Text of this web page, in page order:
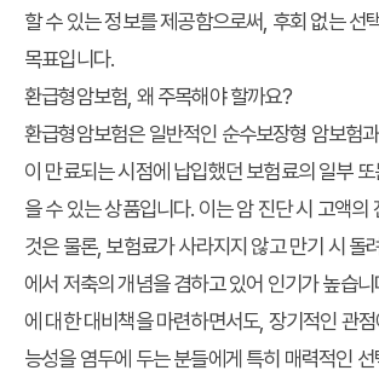
할 수 있는 정보를 제공함으로써, 후회 없는 선
목표입니다.
환급형암보험, 왜 주목해야 할까요?
환급형암보험은 일반적인 순수보장형 암보험
이 만료되는 시점에 납입했던 보험료의 일부
을 수 있는 상품입니다. 이는 암 진단 시 고액의
것은 물론, 보험료가 사라지지 않고 만기 시 돌
에서 저축의 개념을 겸하고 있어 인기가 높습
에 대한 대비책을 마련하면서도, 장기적인 관
능성을 염두에 두는 분들에게 특히 매력적인